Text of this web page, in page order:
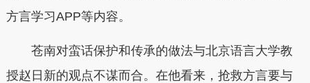
方言学习APP等内容。
苍南对蛮话保护和传承的做法与北京语言大学教
授赵日新的观点不谋而合。在他看来，抢救方言要与